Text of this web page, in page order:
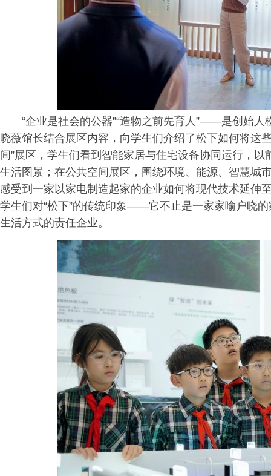
“企业是社会的公器”“造物之前先育人”——是创始
晓薇馆长结合展区内容，向学生们介绍了松下如何将这
间”展区，学生们看到智能家居与住宅设备协同运行，
生活图景；在公共空间展区，围绕环境、能源、智慧城
感受到一家以家电制造起家的企业如何将现代技术延伸
学生们对“松下”的传统印象——它不止是一家家喻户晓
生活方式的责任企业。